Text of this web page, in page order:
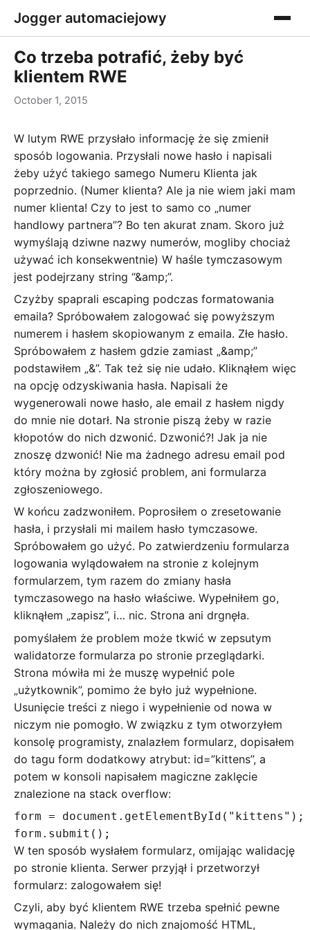
Jogger automaciejowy
Co trzeba potrafić, żeby być
klientem RWE
October 1, 2015
W lutym RWE przysłało informację że się zmienił
sposób logowania. Przysłali nowe hasło i napisali
żeby użyć takiego samego Numeru Klienta jak
poprzednio. (Numer klienta? Ale ja nie wiem jaki mam
numer klienta! Czy to jest to samo co „numer
handlowy partnera”? Bo ten akurat znam. Skoro już
wymyślają dziwne nazwy numerów, mogliby chociaż
używać ich konsekwentnie) W haśle tymczasowym
jest podejrzany string “&amp;”.
Czyżby spaprali escaping podczas formatowania
emaila? Spróbowałem zalogować się powyższym
numerem i hasłem skopiowanym z emaila. Złe hasło.
Spróbowałem z hasłem gdzie zamiast „&amp;”
podstawiłem „&”. Tak też się nie udało. Kliknąłem więc
na opcję odzyskiwania hasła. Napisali że
wygenerowali nowe hasło, ale email z hasłem nigdy
do mnie nie dotarł. Na stronie piszą żeby w razie
kłopotów do nich dzwonić. Dzwonić?! Jak ja nie
znoszę dzwonić! Nie ma żadnego adresu email pod
który można by zgłosić problem, ani formularza
zgłoszeniowego.
W końcu zadzwoniłem. Poprosiłem o zresetowanie
hasła, i przysłali mi mailem hasło tymczasowe.
Spróbowałem go użyć. Po zatwierdzeniu formularza
logowania wylądowałem na stronie z kolejnym
formularzem, tym razem do zmiany hasła
tymczasowego na hasło właściwe. Wypełniłem go,
kliknąłem „zapisz”, i… nic. Strona ani drgnęła.
pomyślałem że problem może tkwić w zepsutym
walidatorze formularza po stronie przeglądarki.
Strona mówiła mi że muszę wypełnić pole
„użytkownik”, pomimo że było już wypełnione.
Usunięcie treści z niego i wypełnienie od nowa w
niczym nie pomogło. W związku z tym otworzyłem
konsolę programisty, znalazłem formularz, dopisałem
do tagu form dodatkowy atrybut: id=”kittens”, a
potem w konsoli napisałem magiczne zaklęcie
znalezione na stack overflow:
form = document.getElementById("kittens");
W ten sposób wysłałem formularz, omijając walidację
po stronie klienta. Serwer przyjął i przetworzył
formularz: zalogowałem się!
Czyli, aby być klientem RWE trzeba spełnić pewne
wymagania. Należy do nich znajomość HTML,